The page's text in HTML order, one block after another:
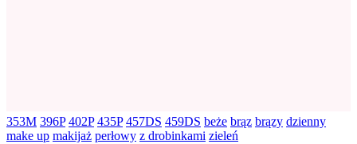
353M 396P 402P 435P 457DS 459DS beże brąz brązy dzienny
make up makijaż perłowy z drobinkami zieleń